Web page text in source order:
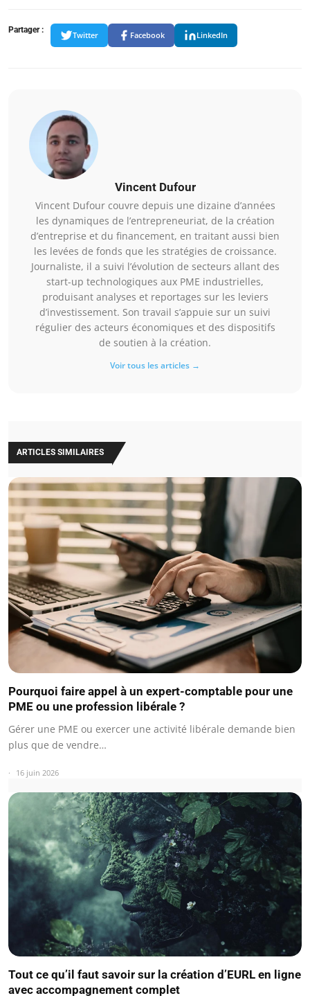
Partager :
Twitter Facebook LinkedIn
Vincent Dufour
Vincent Dufour couvre depuis une dizaine d’années
les dynamiques de l’entrepreneuriat, de la création
d’entreprise et du financement, en traitant aussi bien
les levées de fonds que les stratégies de croissance.
Journaliste, il a suivi l’évolution de secteurs allant des
start-up technologiques aux PME industrielles,
produisant analyses et reportages sur les leviers
d’investissement. Son travail s’appuie sur un suivi
régulier des acteurs économiques et des dispositifs
de soutien à la création.
Voir tous les articles →
ARTICLES SIMILAIRES
Pourquoi faire appel à un expert-comptable pour une
PME ou une profession libérale ?
Gérer une PME ou exercer une activité libérale demande bien
plus que de vendre…
16 juin 2026
Tout ce qu’il faut savoir sur la création d’EURL en ligne
avec accompagnement complet